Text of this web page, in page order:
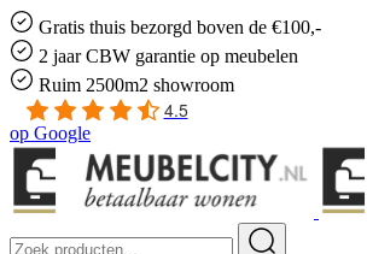
Gratis thuis bezorgd boven de €100,-
2 jaar CBW garantie op meubelen
Ruim 2500m2 showroom
4.5
op Google